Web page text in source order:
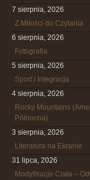
7 sierpnia, 2026
Z Miłości do Czytania
6 sierpnia, 2026
Fotografia
5 sierpnia, 2026
Sport i Integracja
4 sierpnia, 2026
Rocky Mountains
Północna)
3 sierpnia, 2026
Literatura na Ekranie
31 lipca, 2026
Modyfikacje Ciała –